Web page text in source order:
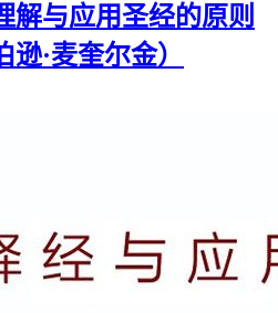
解与应用圣经的原则
·麦奎尔金）